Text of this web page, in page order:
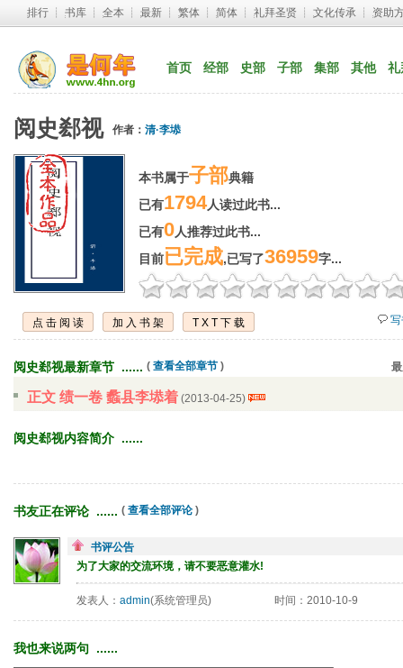
排行 ┊ 书库 ┊ 全本 ┊ 最新 ┊ 繁体 ┊ 简体 ┊ 礼拜圣贤 ┊ 文化传承 ┊ 资助
首页 经部 史部 子部 集部 其他 礼
阅史郄视 作者： 清·李塨
本书属于子部典籍
已有1794人读过此书...
已有0人推荐过此书...
目前已完成,已写了36959字...
点击阅读 加入书架 TXT下载
阅史郄视最新章节 ...... ( 查看全部章节 )
正文 绩一卷 蠡县李塨着 (2013-04-25)
阅史郄视内容简介 ......
书友正在评论 ...... ( 查看全部评论)
书评公告
为了大家的交流环境，请不要恶意灌水!
发表人： admin(系统管理员) 时间：2010-10-9
我也来说两句 ......